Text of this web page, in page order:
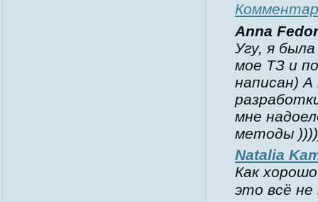
Anna
Угу, я
мое ТЗ и
написан)
мне
методы
Natalia
Как
это всё